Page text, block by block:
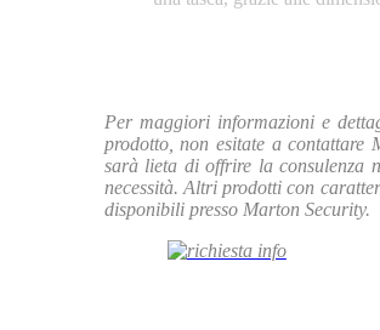
Per maggiori informazioni e
prodotto, non esitate a contattare
sarà lieta di offrire la consulenza
necessità. Altri prodotti con
disponibili presso Marton Security.